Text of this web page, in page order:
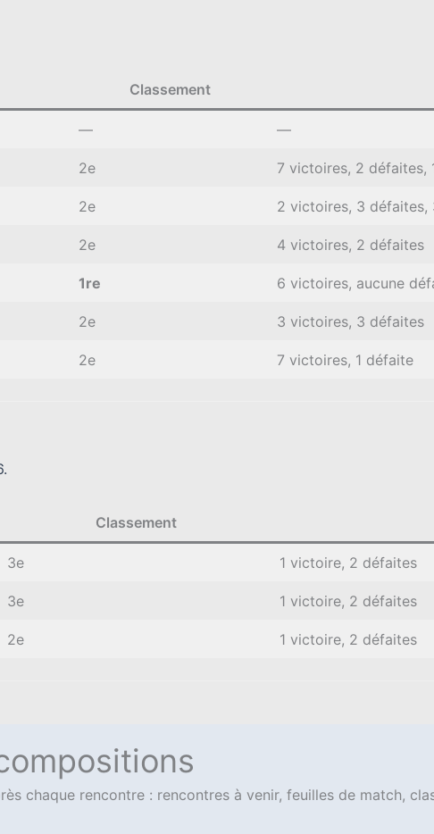
Classement
— —
2e 7 victoires, 2 défaites,
2e 2 victoires, 3 défaites,
2e 4 victoires, 2 défaites
1re 6 victoires, aucune
2e 3 victoires, 3 défaites
2e 7 victoires, 1 défaite
Classement
3e 1 victoire, 2 défaites
3e 1 victoire, 2 défaites
2e 1 victoire, 2 défaites
chaque rencontre : rencontres à venir, feuilles de match,